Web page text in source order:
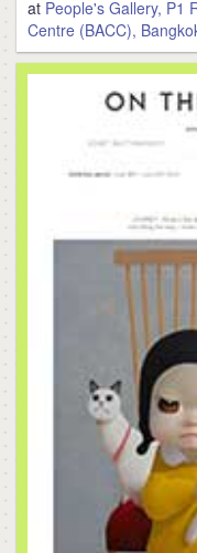
at People's Gallery, P1
Centre (BACC),